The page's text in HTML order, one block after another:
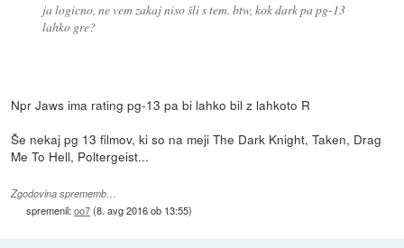
ja logicno, ne vem zakaj niso šli s tem. btw, kok dark pa pg-13
lahko gre?
Npr Jaws ima rating pg-13 pa bi lahko bil z lahkoto R
Še nekaj pg 13 filmov, ki so na meji The Dark Knight, Taken, Drag
Me To Hell, Poltergeist...
Zgodovina sprememb…
spremenil:oo7(8. avg 2016 ob 13:55)